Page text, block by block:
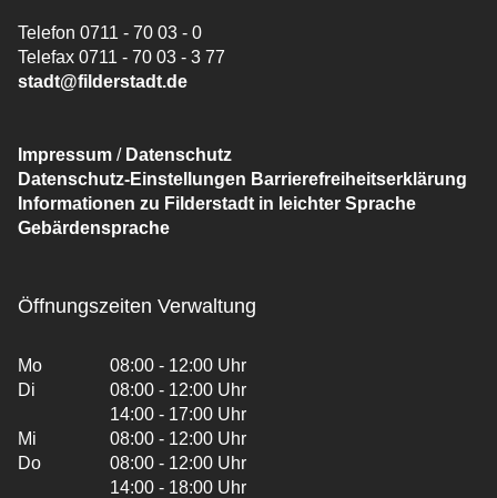
Telefon 0711 - 70 03 - 0
Telefax 0711 - 70 03 - 3 77
stadt@filderstadt.de
Impressum / Datenschutz
Datenschutz-Einstellungen Barrierefreiheitserklärung
Informationen zu Filderstadt in leichter Sprache
Gebärdensprache
Öffnungszeiten Verwaltung
Mo
08:00 - 12:00 Uhr
Di
08:00 - 12:00 Uhr
14:00 - 17:00 Uhr
Mi
08:00 - 12:00 Uhr
Do
08:00 - 12:00 Uhr
14:00 - 18:00 Uhr